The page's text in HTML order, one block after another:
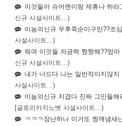
이것들아 슈어멘이랑 제휴나 하라
신규 사설사이트…)
이놈의신규 우후죽순이구만??조
사설사이트…)
뭐여 이것들 자금력 짱짱해??엉아
신규 사설사이트…)
내가 너드다 나는 일반적이지않지
사설사이트…)
이놈의신규 지겹다 진짜 그만들해
[글로리카지노벳 사설사이트…)
ㅋㅋㅋ장난하나 이거또 짱깨냄새